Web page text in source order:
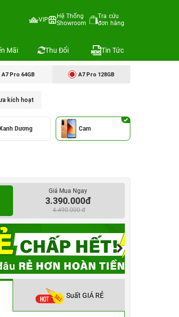
VIP
Hệ Thống
Showroom
Tra cứu
đơn hàng
Mãi Thu Đổi Tin Tức
A7 Pro 64GB A7 Pro 128GB
kích hoạt
Dương Cam
Giá Mua Ngay
3.390.000đ
4.490.000 đ
Suất GIÁ RẺ